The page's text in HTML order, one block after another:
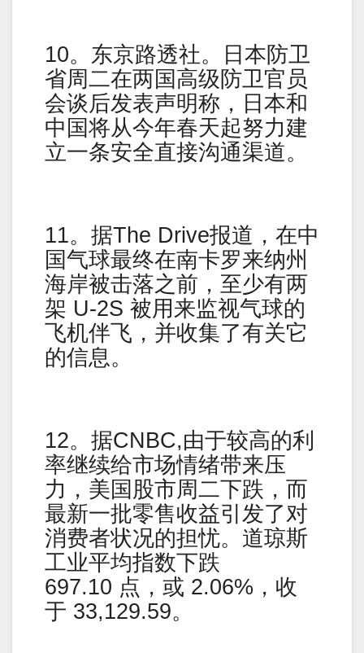
10。东京路透社。日本防卫
省周二在两国高级防卫官员
会谈后发表声明称，日本和
中国将从今年春天起努力建
立一条安全直接沟通渠道。
11。据The Drive报道，在中
国气球最终在南卡罗来纳州
海岸被击落之前，至少有两
架 U-2S 被用来监视气球的
飞机伴飞，并收集了有关它
的信息。
12。据CNBC,由于较高的利
率继续给市场情绪带来压
力，美国股市周二下跌，而
最新一批零售收益引发了对
消费者状况的担忧。道琼斯
工业平均指数下跌
697.10 点，或 2.06%，收
于 33,129.59。